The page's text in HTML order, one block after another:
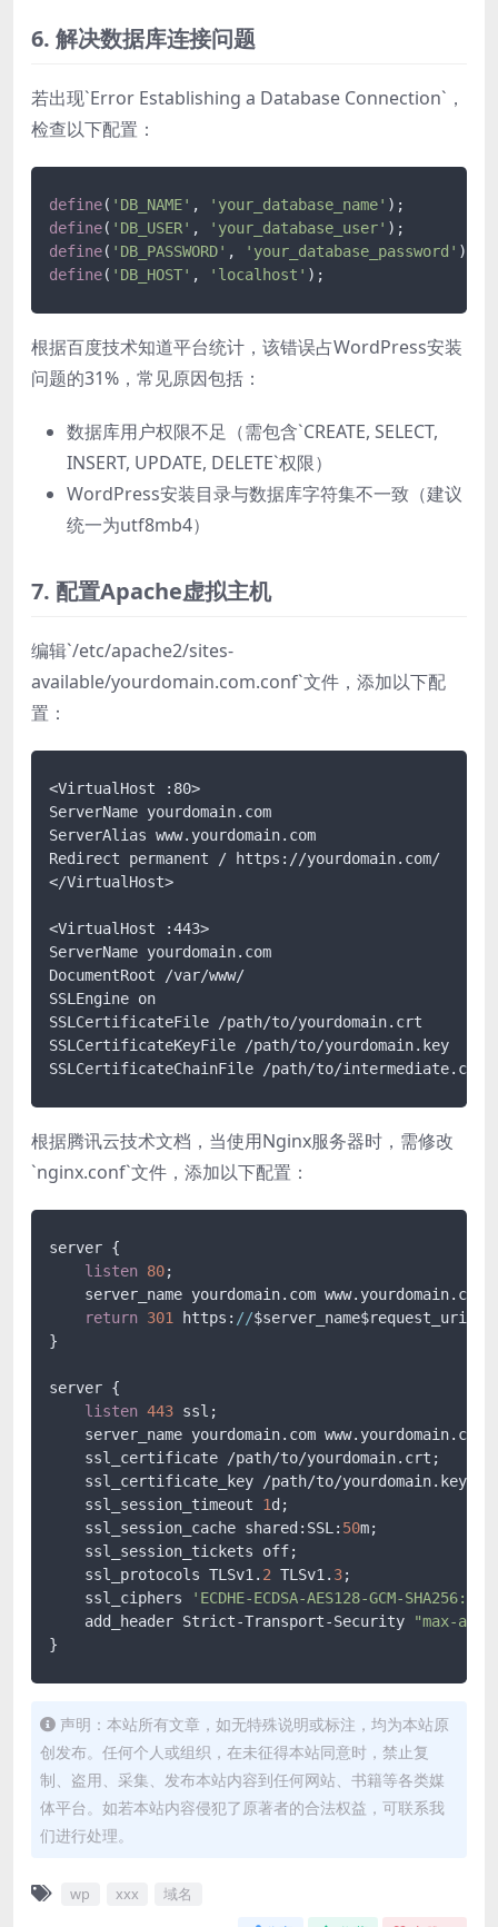
6. 解决数据库连接问题
若出现`Error Establishing a Database Connection`，
检查以下配置：
define( 'DB_NAME' , 'your_database_name'
define( 'DB_USER' , 'your_database_user'
define( 'DB_PASSWORD' , 'your_database_password'
define( 'DB_HOST' , 'localhost'
根据百度技术知道平台统计，该错误占WordPress安装
问题的31%，常见原因包括：
数据库用户权限不足（需包含`CREATE, SELECT,
INSERT, UPDATE, DELETE`权限）
WordPress安装目录与数据库字符集不一致（建议
统一为utf8mb4）
7. 配置Apache虚拟主机
编辑`/etc/apache2/sites-
available/yourdomain.com.conf`文件，添加以下配
置：
<VirtualHost :80>
ServerName yourdomain.com
ServerAlias www.yourdomain.com
Redirect permanent / https://yourdomain.com/
</VirtualHost>
<VirtualHost :443>
ServerName yourdomain.com
DocumentRoot /var/www/
SSLEngine on
SSLCertificateFile /path/to/yourdomain.crt
SSLCertificateKeyFile /path/to/yourdomain.key
根据腾讯云技术文档，当使用Nginx服务器时，需修改
`nginx.conf`文件，添加以下配置：
server {
listen 80;
    server_name yourdomain.com www.yourdomain.com;
return 301 https: //$server_name$request_uri;
}
server {
listen 443 ssl;
    server_name yourdomain.com www.yourdomain.com;
    ssl_certificate /path/to/yourdomain.crt;
    ssl_certificate_key /path/to/yourdomain.key;
    ssl_session_timeout
1d;
    ssl_session_cache shared:SSL:
50m;
    ssl_session_tickets off;
    ssl_protocols TLSv1.
2 TLSv1. 3;
    ssl_ciphers
'ECDHE-ECDSA-AES128-GCM-
    add_header Strict-Transport-Security
"max-
}
声明：本站所有文章，如无特殊说明或标注，均为本站原
创发布。任何个人或组织，在未征得本站同意时，禁止复
制、盗用、采集、发布本站内容到任何网站、书籍等各类媒
体平台。如若本站内容侵犯了原著者的合法权益，可联系我
们进行处理。
wp xxx 域名